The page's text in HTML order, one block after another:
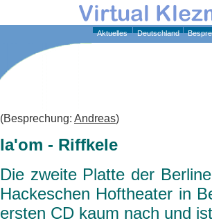
(Besprechung: Andreas)
la'om - Riffkele
Die zweite Platte der
Hackeschen Hoftheater in
ersten CD kaum nach und
Aktuelles Deutschland